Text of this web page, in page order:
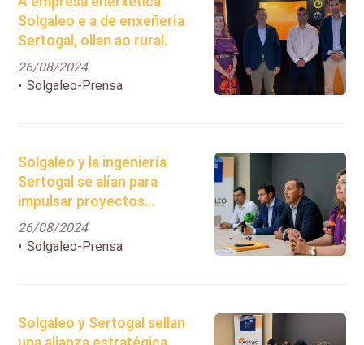
Solgaleo e a de enxeñería
Sertogal, ollan ao rural.
26/08/2024
Solgaleo-Prensa
Solgaleo y la ingeniería
Sertogal se alían para
impulsar proyectos
energéticos en Galicia.
26/08/2024
Solgaleo-Prensa
Solgaleo y Sertogal sellan